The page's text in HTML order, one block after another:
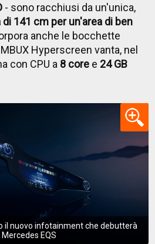
- sono racchiusi da un'unica,
141 cm per un'area di ben
anche le bocchette
Hyperscreen vanta, nel
con CPU a 8 core e 24 GB
il nuovo infotainment che debutterà
Mercedes EQS